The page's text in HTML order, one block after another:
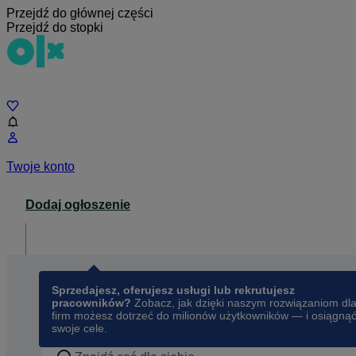
Przejdź do głównej części
Przejdź do stopki
Twoje konto
Dodaj ogłoszenie
Sprzedajesz, oferujesz usługi lub rekrutujesz
pracowników? Zobacz, jak dzięki naszym rozwiązaniom dla
firm możesz dotrzeć do milionów użytkowników — i osiągnąć
swoje cele.